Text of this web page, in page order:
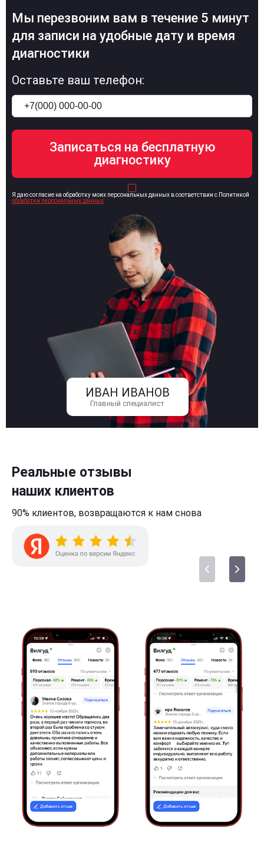
ИВАН ИВАНОВ
Главный специалист
Мы перезвоним вам в течение 5 минут
для записи на удобные дату и время
диагностики
Оставьте ваш телефон:
Я даю согласие на обработку моих персональных данных в соответствии с Политикой
обработки персональных данных
Реальные отзывы
наших клиентов
90% клиентов, возвращаются к нам снова